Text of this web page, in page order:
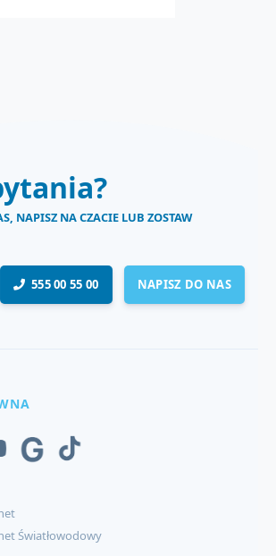
NAPISZ NA CZACIE LUB ZOSTAW
555 00 55 00 NAPISZ DO NAS
Światłowodowy